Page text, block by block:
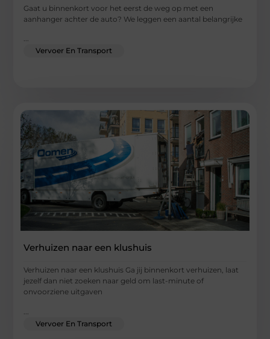
Gaat u binnenkort voor het eerst de weg op met een
aanhanger achter de auto? We leggen een aantal belangrijke
...
Vervoer En Transport
Verhuizen naar een klushuis
Verhuizen naar een klushuis Ga jij binnenkort verhuizen, laat
jezelf dan niet zoeken naar geld om last-minute of
onvoorziene uitgaven
Vervoer En Transport